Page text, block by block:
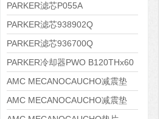
PARKER滤芯P055A
PARKER滤芯938902Q
PARKER滤芯936700Q
PARKER冷却器PWO B120THx60
AMC MECANOCAUCHO减震垫
138552
AMC MECANOCAUCHO减震垫